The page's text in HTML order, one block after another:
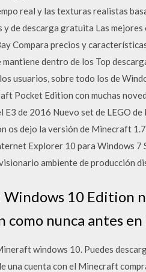
real y las texturas realistas
y de descarga gratuita Las
Compara precios y
dentro de los Top
usuarios, sobre todo los de
Pocket Edition con muchas
E3 de 2016 Nuevo set de LEGO
os dejo la versión de Minecraft
Explorer 10 para Windows 7
ambiente de producción
10 Edition
como nunca antes
windows 10. Puedes
una cuenta con el Minecraft